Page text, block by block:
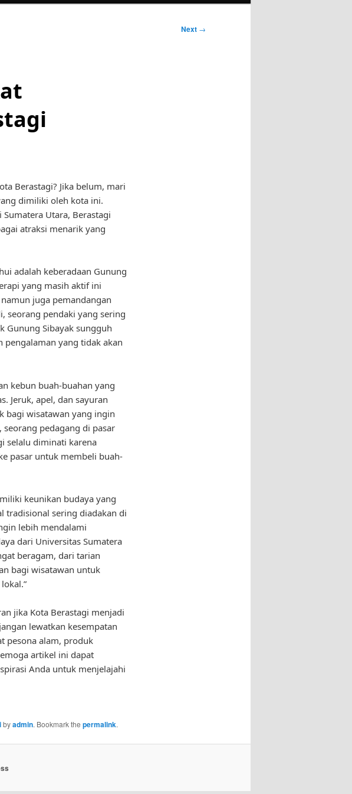
Next →
Berastagi? Jika belum, mari
dimiliki oleh kota ini.
Utara, Berastagi
atraksi menarik yang
adalah keberadaan Gunung
yang masih aktif ini
juga pemandangan
seorang pendaki yang sering
Gunung Sibayak sungguh
yang tidak akan
kebun buah-buahan yang
Jeruk, apel, dan sayuran
bagi wisatawan yang ingin
pedagang di pasar
selalu diminati karena
pasar untuk membeli buah-
keunikan budaya yang
tradisional sering diadakan di
lebih mendalami
dari Universitas Sumatera
beragam, dari tarian
bagi wisatawan untuk
jika Kota Berastagi menjadi
lewatkan kesempatan
pesona alam, produk
artikel ini dapat
Anda untuk menjelajahi
byadmin. Bookmark the permalink.